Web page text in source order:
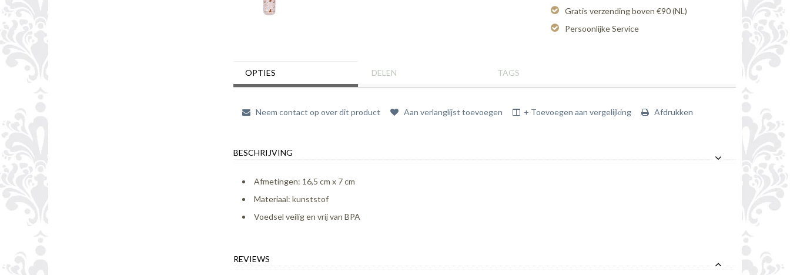
Gratis verzending boven €90 (NL)
Persoonlijke Service
OPTIES DELEN TAGS
Neem contact op over dit product Aan verlanglijst toevoegen + Toevoegen aan vergelijking Afdrukken
BESCHRIJVING
Afmetingen: 16,5 cm x 7 cm
Materiaal: kunststof
Voedsel veilig en vrij van BPA
REVIEWS